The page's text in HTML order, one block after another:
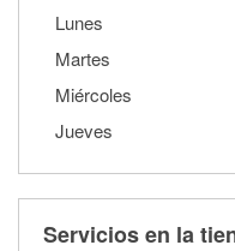
Lunes
Martes
Miércoles
Jueves
Servicios en la